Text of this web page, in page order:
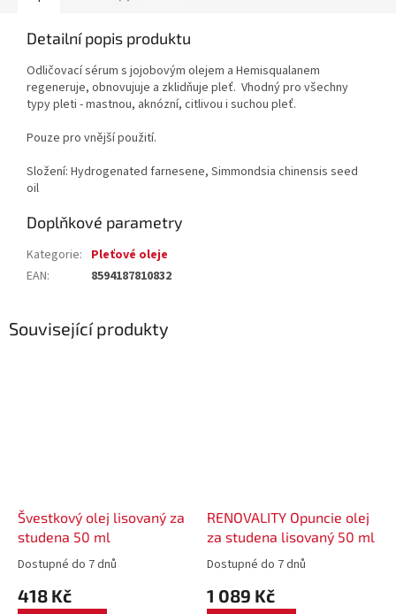
Detailní popis produktu
Odličovací sérum s jojobovým olejem a Hemisqualanem
regeneruje, obnovujuje a zklidňuje pleť. Vhodný pro všechny
typy pleti - mastnou, aknózní, citlivou i suchou pleť.
Pouze pro vnější použití.
Složení: Hydrogenated farnesene, Simmondsia chinensis seed
oil
Doplňkové parametry
Kategorie: Pleťové oleje
EAN: 8594187810832
Související produkty
Švestkový olej lisovaný za
studena 50 ml
Dostupné do 7 dnů
418 Kč
RENOVALITY Opuncie olej
za studena lisovaný 50 ml
Dostupné do 7 dnů
1 089 Kč